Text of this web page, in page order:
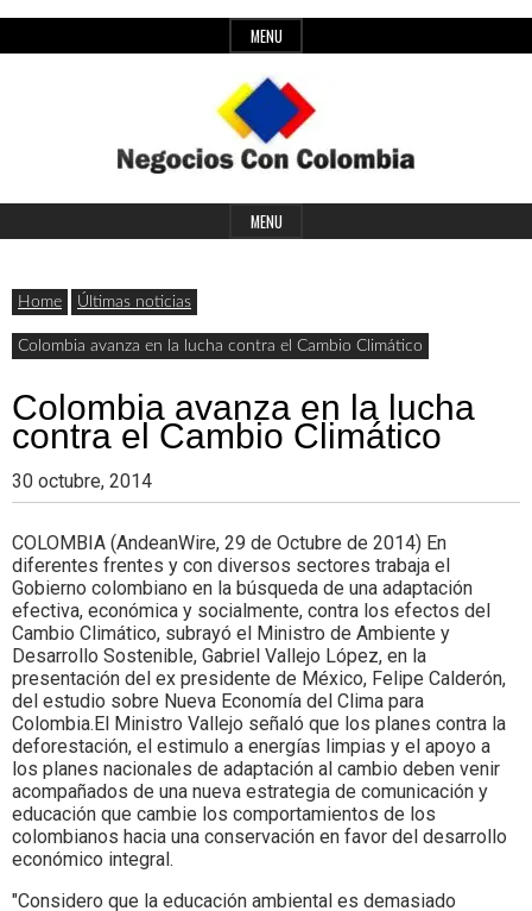
to
MENU
Negocios
con
Colombia
Últimas
noticias,
comunicados
y
de
negocios
con
Colombia.
Header
MENU
Home Últimas noticias
Colombia avanza en la lucha contra el Cambio Climático
Colombia avanza en la lucha
contra el Cambio Climático
30 octubre, 2014
COLOMBIA (AndeanWire, 29 de Octubre de 2014) En
diferentes frentes y con diversos sectores trabaja el
Gobierno colombiano en la búsqueda de una adaptación
efectiva, económica y socialmente, contra los efectos del
Cambio Climático, subrayó el Ministro de Ambiente y
Desarrollo Sostenible, Gabriel Vallejo López, en la
presentación del ex presidente de México, Felipe Calderón,
del estudio sobre Nueva Economía del Clima para
Colombia.El Ministro Vallejo señaló que los planes contra la
deforestación, el estimulo a energías limpias y el apoyo a
los planes nacionales de adaptación al cambio deben venir
acompañados de una nueva estrategia de comunicación y
educación que cambie los comportamientos de los
colombianos hacia una conservación en favor del desarrollo
económico integral.
"Considero que la educación ambiental es demasiado